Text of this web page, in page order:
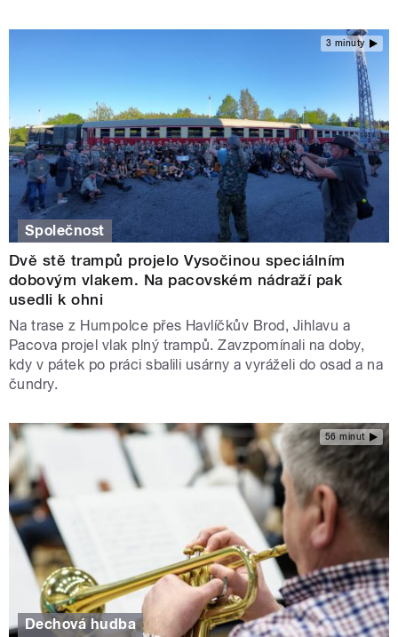
3 minuty
Společnost
Dvě stě trampů projelo Vysočinou speciálním
dobovým vlakem. Na pacovském nádraží pak
usedli k ohni
Na trase z Humpolce přes Havlíčkův Brod, Jihlavu a
Pacova projel vlak plný trampů. Zavzpomínali na doby,
kdy v pátek po práci sbalili usárny a vyráželi do osad a na
čundry.
56 minut
Dechová hudba